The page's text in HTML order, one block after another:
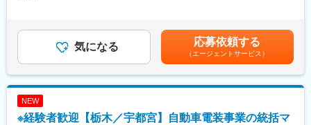
そのため、将来に不安なく業務に従事いただける環境です。
・ほとんどの社員が中途採用の社員であり、活躍できる職場環境
です。また、離職率が低く、長く勤務できる企業風土です。
お客様の店舗で貴金属の種類（24金/18金等）に分け、重さで買取
金額を決 定し、お振込み等でお客様にお支払いしていただきま
す。
＜店頭買取＞
や役職はご経験を鑑みて決定いたします。■昇給：年1回（4月）■
賞与：年2回（2年目より満額支給）※インセンティブあり賃金は
あくまでも目安の金額であり、選考を通じて上下する可能性があ
ります。月給(月額)は固定手当を含めた表記です。
気になる 応募依頼する
（エージェントサービス）
NEW
※経験者歓迎【栃木／宇都宮】自動車電装事業の統括マ